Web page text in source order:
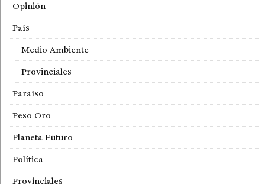
Opinión
País
Medio Ambiente
Provinciales
Paraíso
Peso Oro
Planeta Futuro
Política
Provinciales